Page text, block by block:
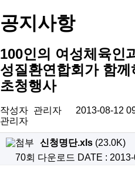
공지사항
100인의 여성체육인
성질환연합회가 함
초청행사
작성자 관리자 2013-08-12
관리자
신청명단.xls (23.0K)
70회 다운로드 DATE :